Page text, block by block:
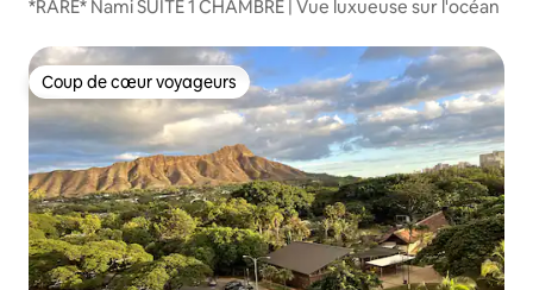
*RARE* Nami SUITE 1 CHAMBRE | Vue luxueuse sur l'océan
Coup de cœur voyageurs
Coup de cœur voyageurs